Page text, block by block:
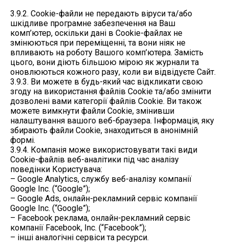
3.9.2. Cookie-файли не передають віруси та/або
шкідливе програмне забезпечення на Ваш
комп’ютер, оскільки дані в Cookie-файлах не
змінюються при переміщенні, та вони ніяк не
впливають на роботу Вашого комп’ютера. Замість
цього, вони діють більшою мірою як журнали та
оновлюються кожного разу, коли ви відвідуєте Сайт.
3.9.3. Ви можете в будь-який час відкликати свою
згоду на використання файлів Cookie та/або змінити
дозволені вами категорії файлів Cookie. Ви також
можете вимкнути файли Cookie, змінивши
налаштування вашого веб-браузера. Інформація, яку
збирають файли Cookie, знаходиться в анонімній
формі.
3.9.4. Компанія може використовувати такі види
Cookie-файлів веб-аналітики під час аналізу
поведінки Користувача:
– Google Analytics, службу веб-аналізу компанії
Google Inc. (“Google”);
– Google Ads, онлайн-рекламний сервіс компанії
Google Inc. (“Google”);
– Facebook реклама, онлайн-рекламний сервіс
компанії Facebook, Inc. (“Facebook”);
– інші аналогічні сервіси та ресурси.